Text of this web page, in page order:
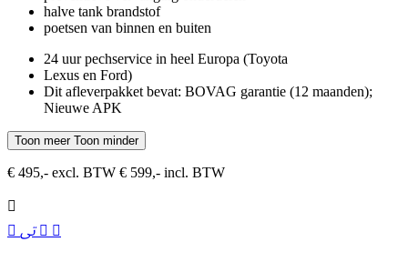
halve tank brandstof
poetsen van binnen en buiten
24 uur pechservice in heel Europa (Toyota
Lexus en Ford)
Dit afleverpakket bevat: BOVAG garantie (12 maanden);
Nieuwe APK
Toon meer Toon minder
€ 495,- excl. BTW € 599,- incl. BTW